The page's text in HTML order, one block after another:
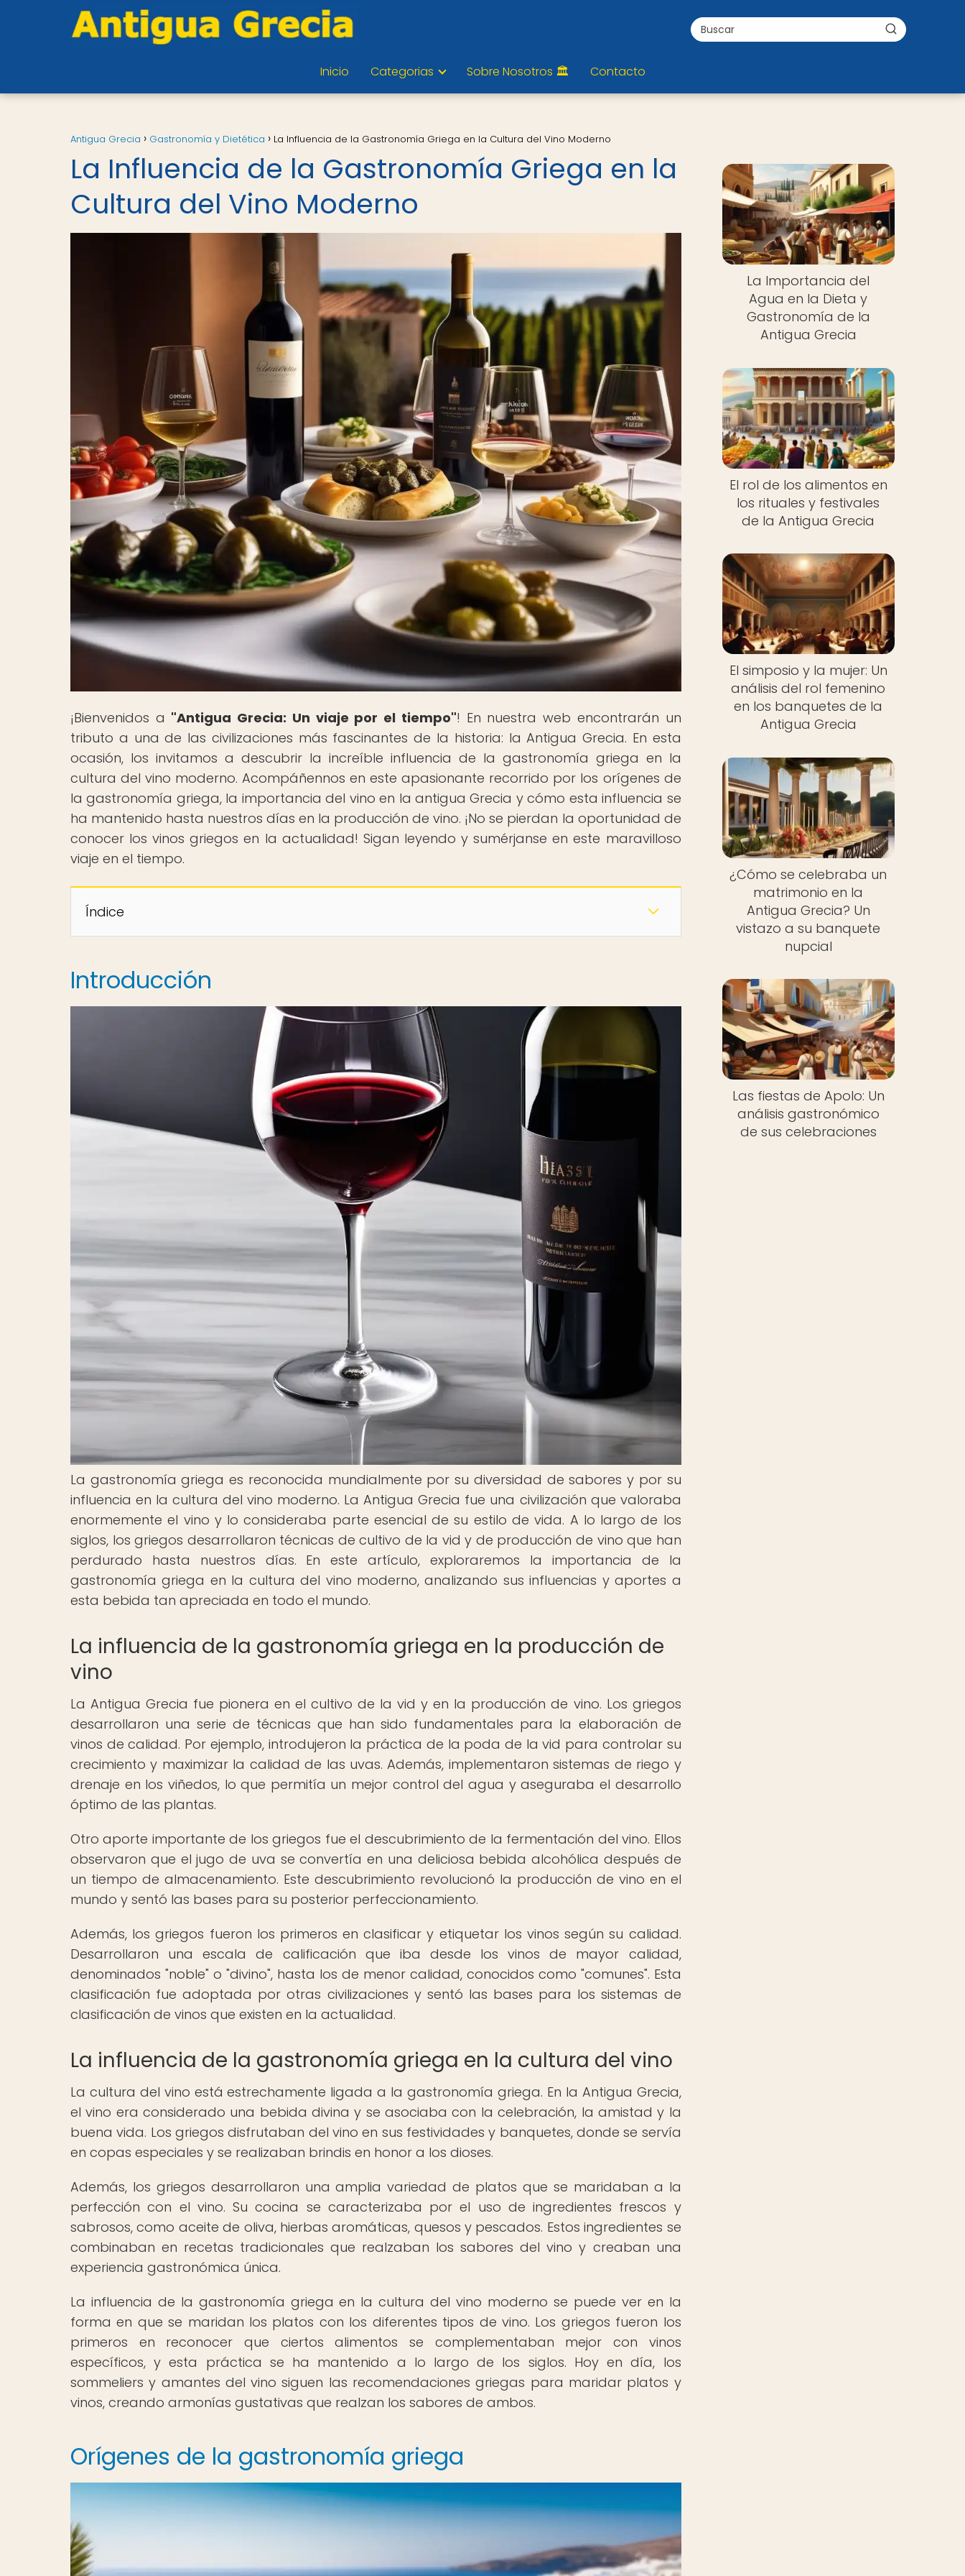
Inicio Categorias Sobre Nosotros 🏛️ Contacto
Antigua Grecia Gastronomía y Dietética La Influencia de la Gastronomía Griega en la Cultura del Vino Moderno
La Influencia de la Gastronomía Griega en la
Cultura del Vino Moderno
¡Bienvenidos a "Antigua Grecia: Un viaje por el tiempo"! En nuestra web encontrarán un
tributo a una de las civilizaciones más fascinantes de la historia: la Antigua Grecia. En esta
ocasión, los invitamos a descubrir la increíble influencia de la gastronomía griega en la
cultura del vino moderno. Acompáñennos en este apasionante recorrido por los orígenes de
la gastronomía griega, la importancia del vino en la antigua Grecia y cómo esta influencia se
ha mantenido hasta nuestros días en la producción de vino. ¡No se pierdan la oportunidad de
conocer los vinos griegos en la actualidad! Sigan leyendo y sumérjanse en este maravilloso
viaje en el tiempo.
Índice
Introducción
La gastronomía griega es reconocida mundialmente por su diversidad de sabores y por su
influencia en la cultura del vino moderno. La Antigua Grecia fue una civilización que valoraba
enormemente el vino y lo consideraba parte esencial de su estilo de vida. A lo largo de los
siglos, los griegos desarrollaron técnicas de cultivo de la vid y de producción de vino que han
perdurado hasta nuestros días. En este artículo, exploraremos la importancia de la
gastronomía griega en la cultura del vino moderno, analizando sus influencias y aportes a
esta bebida tan apreciada en todo el mundo.
La influencia de la gastronomía griega en la producción de
vino
La Antigua Grecia fue pionera en el cultivo de la vid y en la producción de vino. Los griegos
desarrollaron una serie de técnicas que han sido fundamentales para la elaboración de
vinos de calidad. Por ejemplo, introdujeron la práctica de la poda de la vid para controlar su
crecimiento y maximizar la calidad de las uvas. Además, implementaron sistemas de riego y
drenaje en los viñedos, lo que permitía un mejor control del agua y aseguraba el desarrollo
óptimo de las plantas.
Otro aporte importante de los griegos fue el descubrimiento de la fermentación del vino. Ellos
observaron que el jugo de uva se convertía en una deliciosa bebida alcohólica después de
un tiempo de almacenamiento. Este descubrimiento revolucionó la producción de vino en el
mundo y sentó las bases para su posterior perfeccionamiento.
Además, los griegos fueron los primeros en clasificar y etiquetar los vinos según su calidad.
Desarrollaron una escala de calificación que iba desde los vinos de mayor calidad,
denominados "noble" o "divino", hasta los de menor calidad, conocidos como "comunes". Esta
clasificación fue adoptada por otras civilizaciones y sentó las bases para los sistemas de
clasificación de vinos que existen en la actualidad.
La influencia de la gastronomía griega en la cultura del vino
La cultura del vino está estrechamente ligada a la gastronomía griega. En la Antigua Grecia,
el vino era considerado una bebida divina y se asociaba con la celebración, la amistad y la
buena vida. Los griegos disfrutaban del vino en sus festividades y banquetes, donde se servía
en copas especiales y se realizaban brindis en honor a los dioses.
Además, los griegos desarrollaron una amplia variedad de platos que se maridaban a la
perfección con el vino. Su cocina se caracterizaba por el uso de ingredientes frescos y
sabrosos, como aceite de oliva, hierbas aromáticas, quesos y pescados. Estos ingredientes se
combinaban en recetas tradicionales que realzaban los sabores del vino y creaban una
experiencia gastronómica única.
La influencia de la gastronomía griega en la cultura del vino moderno se puede ver en la
forma en que se maridan los platos con los diferentes tipos de vino. Los griegos fueron los
primeros en reconocer que ciertos alimentos se complementaban mejor con vinos
específicos, y esta práctica se ha mantenido a lo largo de los siglos. Hoy en día, los
sommeliers y amantes del vino siguen las recomendaciones griegas para maridar platos y
vinos, creando armonías gustativas que realzan los sabores de ambos.
Orígenes de la gastronomía griega
La Importancia del
Agua en la Dieta y
Gastronomía de la
Antigua Grecia
El rol de los alimentos en
los rituales y festivales
de la Antigua Grecia
El simposio y la mujer: Un
análisis del rol femenino
en los banquetes de la
Antigua Grecia
¿Cómo se celebraba un
matrimonio en la
Antigua Grecia? Un
vistazo a su banquete
nupcial
Las fiestas de Apolo: Un
análisis gastronómico
de sus celebraciones